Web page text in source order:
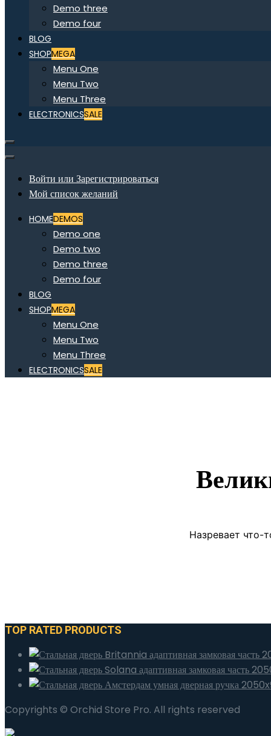
Demo three
Demo four
BLOG
SHOPMEGA
Menu One
Menu Two
Menu Three
ELECTRONICSSALE
Войти или Зарегистрироваться
Мой список желаний
HOMEDEMOS
Demo one
Demo two
Demo three
Demo four
BLOG
SHOPMEGA
Menu One
Menu Two
Menu Three
ELECTRONICSSALE
Назревает что-
TOP RATED PRODUCTS
Copyrights © Orchid Store Pro. All rights reserved